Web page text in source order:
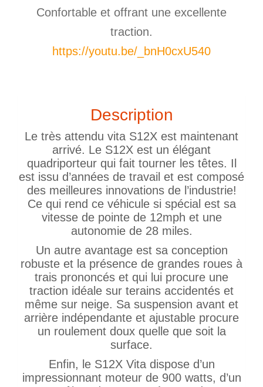
Confortable et offrant une excellente
traction.
https://youtu.be/_bnH0cxU540
Description
Le très attendu vita S12X est maintenant
arrivé. Le S12X est un élégant
quadriporteur qui fait tourner les têtes. Il
est issu d’années de travail et est composé
des meilleures innovations de l’industrie!
Ce qui rend ce véhicule si spécial est sa
vitesse de pointe de 12mph et une
autonomie de 28 miles.
Un autre avantage est sa conception
robuste et la présence de grandes roues à
trais prononcés et qui lui procure une
traction idéale sur terains accidentés et
même sur neige. Sa suspension avant et
arrière indépendante et ajustable procure
un roulement doux quelle que soit la
surface.
Enfin, le S12X Vita dispose d’un
impressionnant moteur de 900 watts, d’un